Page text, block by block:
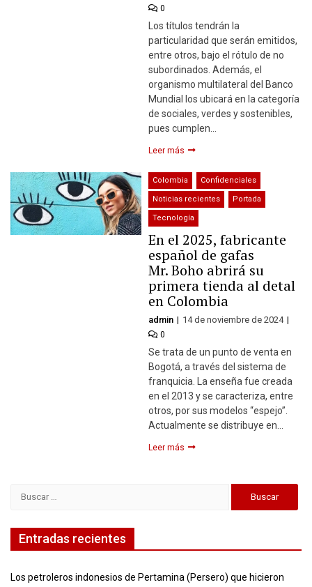
0
Los títulos tendrán la
particularidad que serán emitidos,
entre otros, bajo el rótulo de no
subordinados. Además, el
organismo multilateral del Banco
Mundial los ubicará en la categoría
de sociales, verdes y sostenibles,
pues cumplen…
Leer más
Colombia Confidenciales
Noticias recientes Portada
Tecnología
En el 2025, fabricante
español de gafas
Mr. Boho abrirá su
primera tienda al detal
en Colombia
admin 14 de noviembre de 2024
0
Se trata de un punto de venta en
Bogotá, a través del sistema de
franquicia. La enseña fue creada
en el 2013 y se caracteriza, entre
otros, por sus modelos “espejo”.
Actualmente se distribuye en…
Leer más
Entradas recientes
Los petroleros indonesios de Pertamina (Persero) que hicieron